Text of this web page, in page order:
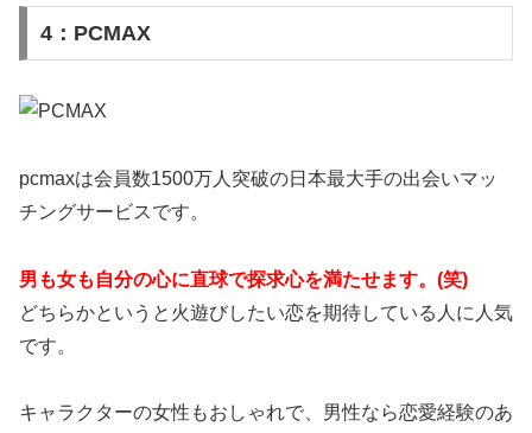
4：PCMAX
pcmaxは会員数1500万人突破の日本最大手の出会いマッ
チングサービスです。
男も女も自分の心に直球で探求心を満たせます。(笑)
どちらかというと火遊びしたい恋を期待している人に人気
です。
キャラクターの女性もおしゃれで、男性なら恋愛経験のあ